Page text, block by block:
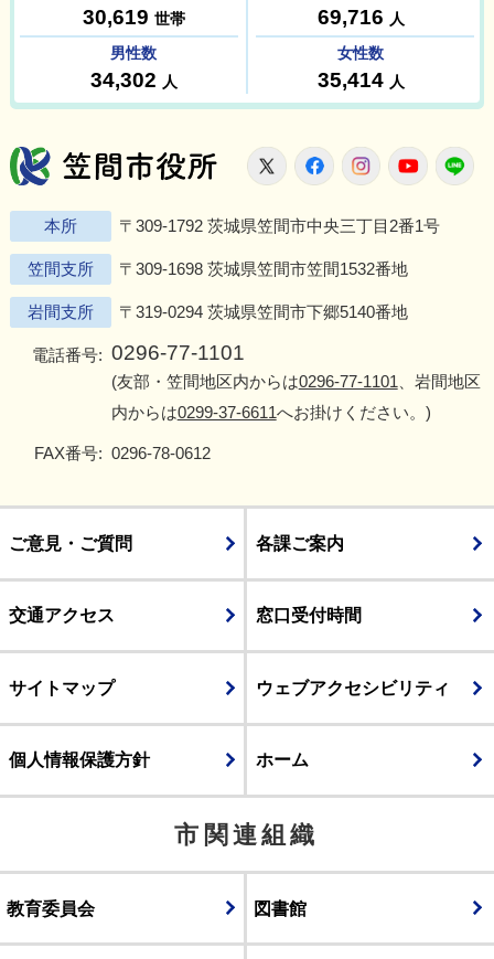
笠間市役所
X FacebookInstagram
本所 〒309-1792 茨城県笠間市中央三丁目2番1号
笠間支所 〒309-1698 茨城県笠間市笠間1532番地
岩間支所 〒319-0294 茨城県笠間市下郷5140番地
電話番号: 0296-77-1101
(友部・笠間地区内からは0296-77-1101 、岩間地区
内からは0299-37-6611へお掛けください。)
FAX番号: 0296-78-0612
ご意見・ご質問 各課ご案内
交通アクセス 窓口受付時間
サイトマップ ウェブアクセシビリティ
個人情報保護方針 ホーム
市関連組織
教育委員会 図書館